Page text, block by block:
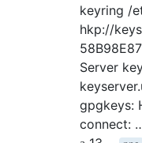
keyring /
hkp://
Server
gpgkeys:
connect: